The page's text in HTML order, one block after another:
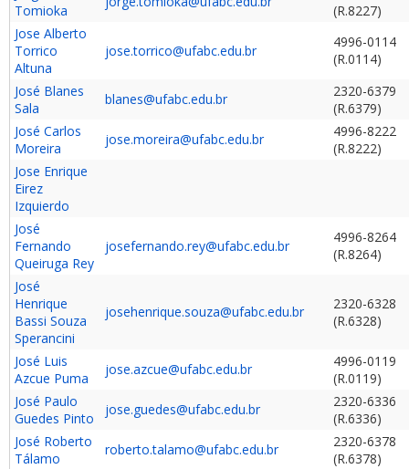
Tomioka
(R.8227)
Jose Alberto
Torrico
Altuna
jose.torrico@ufabc.edu.br
4996-0114
(R.0114)
José Blanes
Sala
blanes@ufabc.edu.br
2320-6379
(R.6379)
José Carlos
Moreira
jose.moreira@ufabc.edu.br
4996-8222
(R.8222)
Jose Enrique
Eirez
Izquierdo
José
Fernando
Queiruga Rey
josefernando.rey@ufabc.edu.br
4996-8264
(R.8264)
José
Henrique
Bassi Souza
Sperancini
josehenrique.souza@ufabc.edu.br
2320-6328
(R.6328)
José Luis
Azcue Puma
jose.azcue@ufabc.edu.br
4996-0119
(R.0119)
José Paulo
Guedes Pinto
jose.guedes@ufabc.edu.br
2320-6336
(R.6336)
José Roberto
Tálamo
roberto.talamo@ufabc.edu.br
2320-6378
(R.6378)